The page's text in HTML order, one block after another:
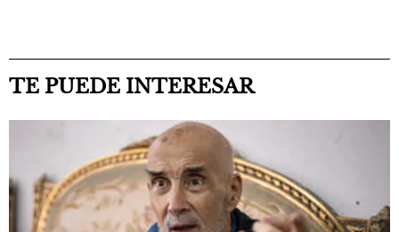
TE PUEDE INTERESAR